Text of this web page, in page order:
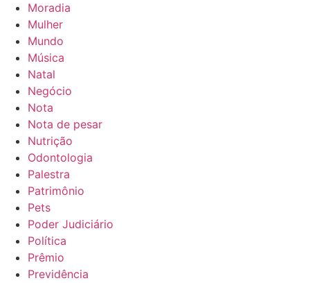
Moradia
Mulher
Mundo
Música
Natal
Negócio
Nota
Nota de pesar
Nutrição
Odontologia
Palestra
Patrimônio
Pets
Poder Judiciário
Política
Prêmio
Previdência